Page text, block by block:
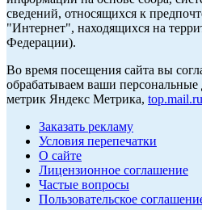
сведений, относящихся к
"Интернет", находящихся на
Федерации).
Во время посещения сайта вы
обрабатываем ваши
метрик Яндекс Метрика, top.mail.ru
Заказать рекламу
Условия перепечатки
О сайте
Лицензионное соглашение
Частые вопросы
Пользовательское